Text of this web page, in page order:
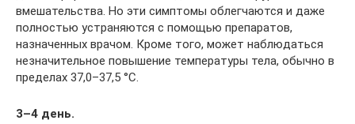
вмешательства. Но эти симптомы облегчаются и даже
полностью устраняются с помощью препаратов,
назначенных врачом. Кроме того, может наблюдаться
незначительное повышение температуры тела, обычно в
пределах 37,0–37,5 °C.
3–4 день.